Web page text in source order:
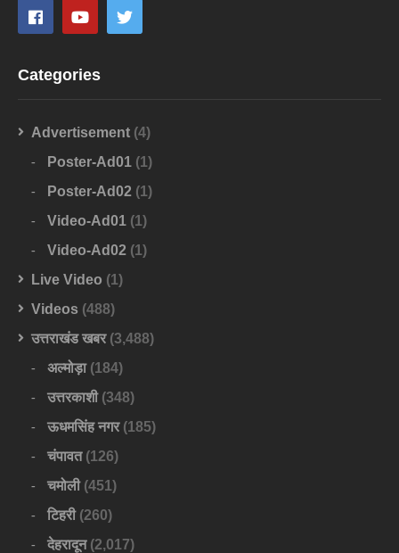
Categories
Advertisement (4)
Poster-Ad01 (1)
Poster-Ad02 (1)
Video-Ad01 (1)
Video-Ad02 (1)
Live Video (1)
Videos (488)
उत्तराखंड खबर(3,488)
अल्मोड़ा(184)
उत्तरकाशी(348)
ऊधमसिंह नगर(185)
चंपावत(126)
चमोली(451)
टिहरी(260)
देहरादून(2,017)